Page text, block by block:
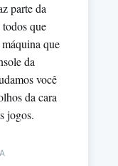
parte da
que
que
da
você
da cara
jogos.